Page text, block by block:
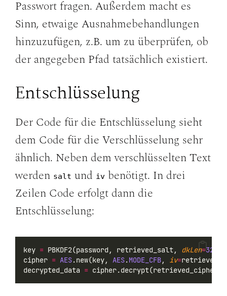
Passwort fragen. Außerdem macht es
Sinn, etwaige Ausnahmebehandlungen
hinzuzufügen, z.B. um zu überprüfen, ob
der angegeben Pfad tatsächlich existiert.
Entschlüsselung
Der Code für die Entschlüsselung sieht
dem Code für die Verschlüsselung sehr
ähnlich. Neben dem verschlüsselten Text
werden salt und iv benötigt. In drei
Zeilen Code erfolgt dann die
Entschlüsselung:
key = PBKDF2(password, retrieved_salt, dkLen=32
cipher = AES.new(key, AES.MODE_CFB, iv=
decrypted_data =